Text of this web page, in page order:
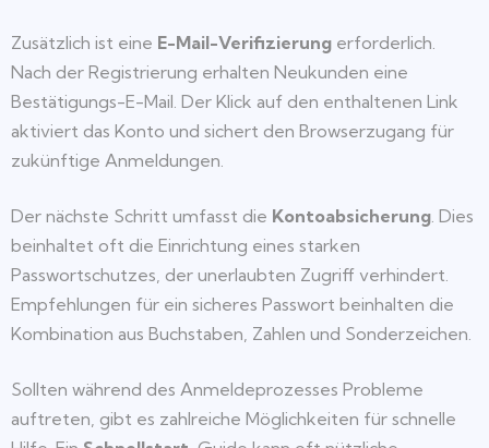
Zusätzlich ist eine E-Mail-Verifizierung erforderlich.
Nach der Registrierung erhalten Neukunden eine
Bestätigungs-E-Mail. Der Klick auf den enthaltenen Link
aktiviert das Konto und sichert den Browserzugang für
zukünftige Anmeldungen.
Der nächste Schritt umfasst die Kontoabsicherung. Dies
beinhaltet oft die Einrichtung eines starken
Passwortschutzes, der unerlaubten Zugriff verhindert.
Empfehlungen für ein sicheres Passwort beinhalten die
Kombination aus Buchstaben, Zahlen und Sonderzeichen.
Sollten während des Anmeldeprozesses Probleme
auftreten, gibt es zahlreiche Möglichkeiten für schnelle